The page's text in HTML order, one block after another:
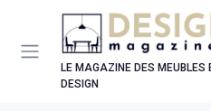
LE MAGAZINE DES MEUBLES
DESIGN
Panneau de gestion des cookies